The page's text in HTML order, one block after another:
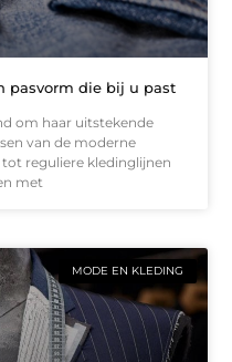
pasvorm die bij u past
om haar uitstekende
van de moderne
reguliere kledinglijnen
met
MODE EN KLEDING